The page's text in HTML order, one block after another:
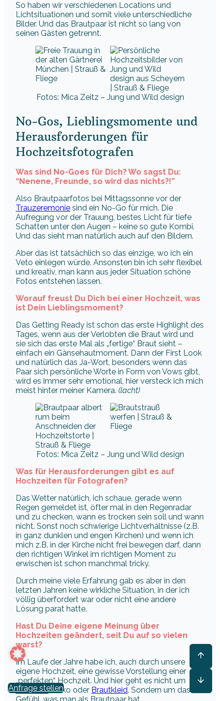
So haben wir verschiedenen Locations und
Lichtsituationen und somit viele unterschiedliche
Bilder. Und das Brautpaar ist nicht so lang von
seinen Gästen getrennt.
Fotos: Mica Zeitz – Jung und Wild design
No-Gos, Lieblingsmomente und
Herausforderungen für
Hochzeitsfotografen
Was sind No-Goes für Dich? Wo sagst Du:
“Nenene, Freunde, so wird das nichts?!”
Also Brautpaarfotos bei Mittagssonne vor der
Trauzeremonie sind ein No-Go für mich. Die
Aufregung vor der Trauung, bestes Licht für tiefe
Schatten unter den Augen – keine so gute Kombi.
Und das sieht man natürlich auch auf den Bildern.
Aber das ist tatsächlich so das einzige, wo ich ein
Veto einlegen würde. Ansonsten bin ich sehr flexibel
und kreativ, man kann aus jeder Situation schöne
Fotos entstehen lassen.
Worauf freust Du Dich bei einer Hochzeit, was
ist Dein Lieblingsmoment?
Das Getting Ready ist schon das erste Highlight des
Tages, wenn aus der Verlobten die Braut wird und
sie sich das erste Mal als „fertige“ Braut sieht –
einfach ein Gänsehautmoment. Dann der First Look
und natürlich das Ja-Wort, besonders wenn das
Paar sich persönliche Worte in Form von Vows gibt,
wird es immer sehr emotional, hier versteck ich mich
meist hinter meiner Kamera. (lacht)
Fotos: Mica Zeitz – Jung und Wild design
Was für Herausforderungen gibt es auf
Hochzeiten für Fotografen?
Das Wetter natürlich, ich schaue, gerade wenn
Regen gemeldet ist, öfter mal in den Regenradar
und zu checken, wann es trocken sein soll und wann
nicht. Sonst noch schwierige Lichtverhältnisse (z.B.
in ganz dunklen und engen Kirchen) und wenn ich
mich z.B. in der Kirche nicht frei bewegen darf, dann
den richtigen Winkel im richtigen Moment zu
erwischen ist schon manchmal tricky.
Durch meine viele Erfahrung gab es aber in den
letzten Jahren keine wirkliche Situation, in der ich
völlig überfordert war oder nicht eine andere
Lösung parat hatte.
Hast Du Deine eigene Meinung über
Hochzeiten geändert, seit Du auf so vielen
warst?
Im Laufe der Jahre habe ich, auch durch unsere
eigene Hochzeit, eine gewisse Vorstellung einer
„perfekten“ Hochzeit. Und hier geht es nicht um
Location, Deko oder Brautkleid. Sondern um das
Anfrage stellen